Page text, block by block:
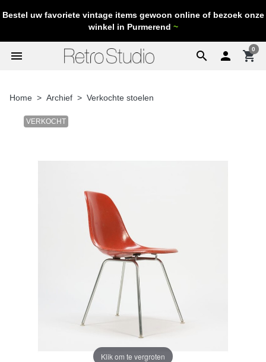
Bestel uw favoriete vintage items gewoon online of bezoek onze
winkel in Purmerend ~
search
menu  shopping_cart
0
Home Archief Verkochte stoelen
VERKOCHT
Klik om te vergroten